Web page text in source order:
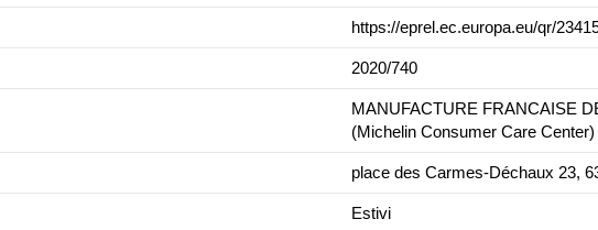
https://eprel.ec.europa.eu/qr/
2020/740
MANUFACTURE FRANCAISE
(Michelin Consumer Care Center)
place des Carmes-Déchaux 23,
Estivi